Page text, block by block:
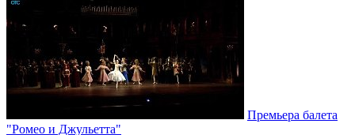
Премьера балета
"Ромео и Джульетта"